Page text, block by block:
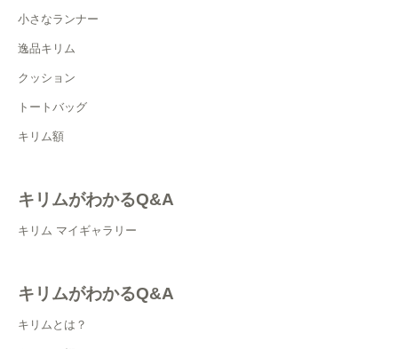
小さなランナー
逸品キリム
クッション
トートバッグ
キリム額
キリムがわかるQ&A
キリム マイギャラリー
キリムがわかるQ&A
キリムとは？